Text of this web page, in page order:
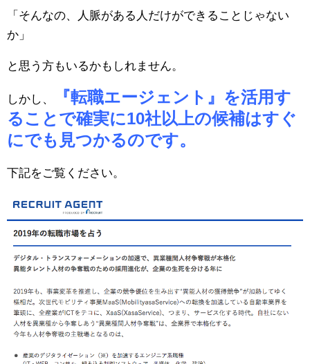
「そんなの、人脈がある人だけができることじゃない
か」
と思う方もいるかもしれません。
しかし、
『転職エージェント』を活用す
ることで確実に10社以上の候補はすぐ
にでも見つかるのです。
下記をご覧ください。